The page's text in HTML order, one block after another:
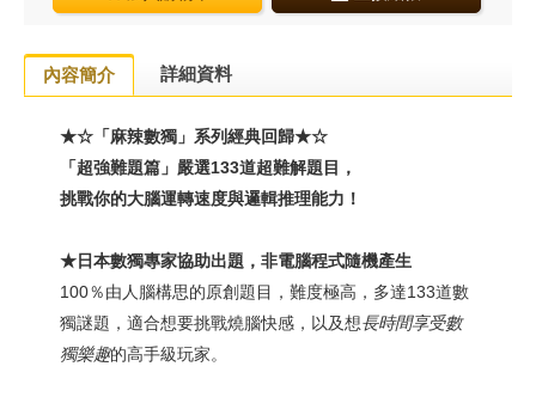
內容簡介 詳細資料
★☆「麻辣數獨」系列經典回歸★☆
「超強難題篇」嚴選133道超難解題目，
挑戰你的大腦運轉速度與邏輯推理能力 ！
★日本數獨專家協助出題，非電腦程式隨機產生
100％由人腦構思的原創題目，難度極高，多達133道數
獨謎題，適合想要挑戰燒腦快感，以及想長時間享受數
獨樂趣的高手級玩家。